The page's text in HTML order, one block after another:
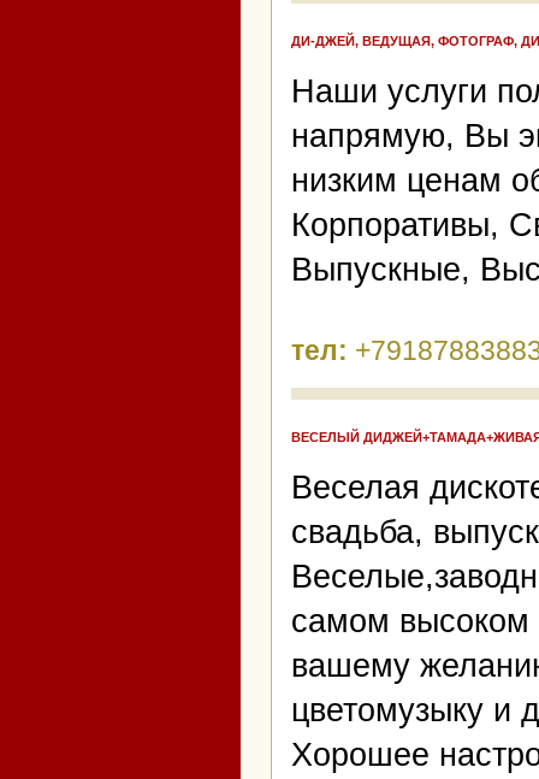
ДИ-ДЖЕЙ, ВЕДУЩАЯ, ФОТОГРАФ,
Наши услуги
напрямую, Вы
низким ценам
Корпоративы,
Выпускные,
тел:
ВЕСЕЛЫЙ
Веселая
свадьба,
самом высоком
вашему
цветомузыку и
Хорошее